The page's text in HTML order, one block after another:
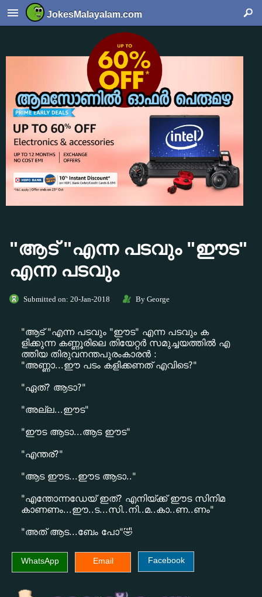
JokesMalayalam.com
"ആട് "എന്ന പടവും "ഈട"
എന്ന പടവും
Submitted on: 20-Jan-2018 By George
"ആട് "എന്ന പടവും "ഈട" എന്ന പടവും ക
ളിക്കുന്ന കണ്ണൂരിലെ തിയേറ്റർ സമുച്ചയത്തില്‍ എ
ത്തിയ തിരുവനന്തപുരംകാരന്‍ :
"അണ്ണാ...ഈ പടം കളിക്കണത് എവിടെ?"
"ഏത്? ആടാ?"
"അല്ല...ഈട"
"ഈട ആടാ...ആട ഈട"
"എന്തര്?"
"ആട ഈട...ഈട ആടാ.."
"എന്തോന്നഡേയ് ഇത്? എനിയ്ക്ക് ഈട സിനിമ
കാണണം...ഈ..ട...സി..നി..മ..കാ..ണ..ണം"
"അത് ആട...ബേം പോ"🤣
WhatsApp Email Facebook